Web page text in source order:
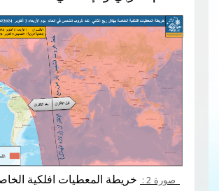
المعطيات افلكية الخاصة بهلال ربيع